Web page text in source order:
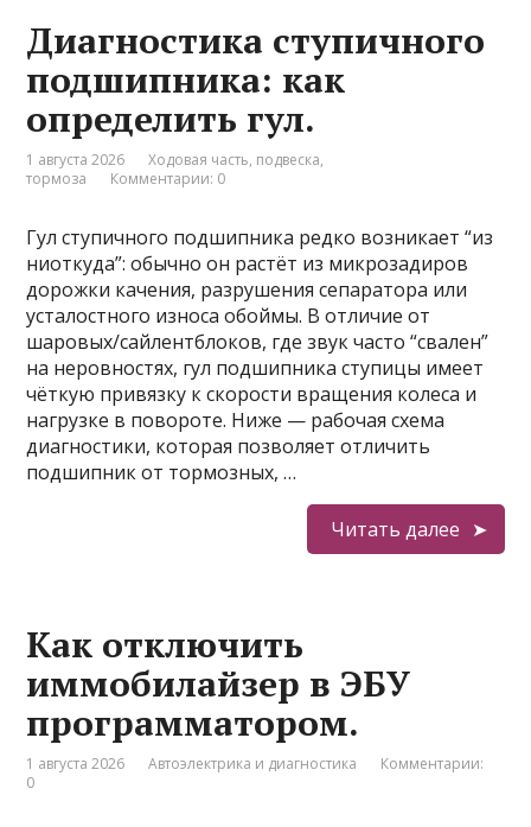
Диагностика ступичного
подшипника: как
определить гул.
1 августа 2026
Ходовая часть, подвеска,
тормоза
Комментарии: 0
Гул ступичного подшипника редко возникает “из
ниоткуда”: обычно он растёт из микрозадиров
дорожки качения, разрушения сепаратора или
усталостного износа обоймы. В отличие от
шаровых/сайлентблоков, где звук часто “свален”
на неровностях, гул подшипника ступицы имеет
чёткую привязку к скорости вращения колеса и
нагрузке в повороте. Ниже — рабочая схема
диагностики, которая позволяет отличить
подшипник от тормозных, …
Читать далее
Как отключить
иммобилайзер в ЭБУ
программатором.
1 августа 2026 Автоэлектрика и диагностика
Комментарии:
0